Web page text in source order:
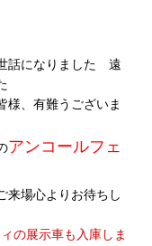
話になりました 遠
様、有難うございま
アンコールフェ
来場心よりお待ちし
の展示車も入庫しま